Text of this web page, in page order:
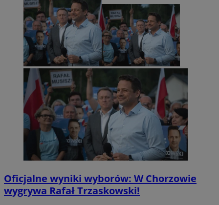
Oficjalne wyniki wyborów: W Chorzowie
wygrywa Rafał Trzaskowski!